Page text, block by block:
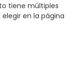
tiene múltiples
en la página